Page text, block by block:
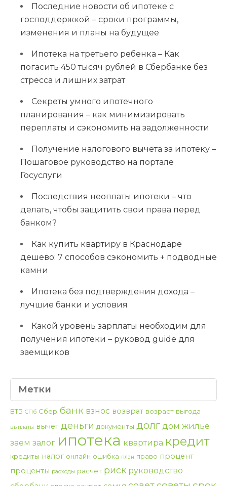
Последние новости об ипотеке с
господдержкой – сроки программы,
изменения и планы на будущее
Ипотека на третьего ребенка – Как
погасить 450 тысяч рублей в Сбербанке без
стресса и лишних затрат
Секреты умного ипотечного
планирования – как минимизировать
переплаты и сэкономить на задолженности
Получение налогового вычета за ипотеку –
Пошаговое руководство на портале
Госуслуги
Последствия неоплаты ипотеки – что
делать, чтобы защитить свои права перед
банком?
Как купить квартиру в Краснодаре
дешево: 7 способов сэкономить + подводные
камни
Ипотека без подтверждения дохода –
лучшие банки и условия
Какой уровень зарплаты необходим для
получения ипотеки – руковод guide для
заемщиков
Метки
ВТБ СПб Сбер банк взнос возврат возраст выгода
выплаты вычет деньги документы долг дом жилье
заем залог ипотека квартира кредит
кредиты налог онлайн ошибка план право процент
проценты расходы расчет риск руководство